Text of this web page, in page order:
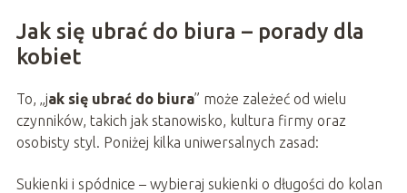
Jak się ubrać do biura – porady dla
kobiet
To, „jak się ubrać do biura” może zależeć od wielu
czynników, takich jak stanowisko, kultura firmy oraz
osobisty styl. Poniżej kilka uniwersalnych zasad:
Sukienki i spódnice – wybieraj sukienki o długości do kolan